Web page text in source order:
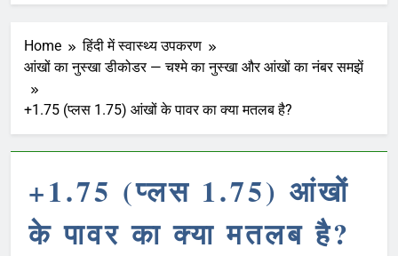
Home
हिंदी में स्वास्थ्य उपकरण
आंखों का नुस्खा डीकोडर — चश्मे का नुस्खा और आंखों का नंबर समझें
+1.75 (प्लस 1.75) आंखों के पावर का क्या मतलब है?
+1.75 (प्लस 1.75) आंखों
के पावर का क्या मतलब है?